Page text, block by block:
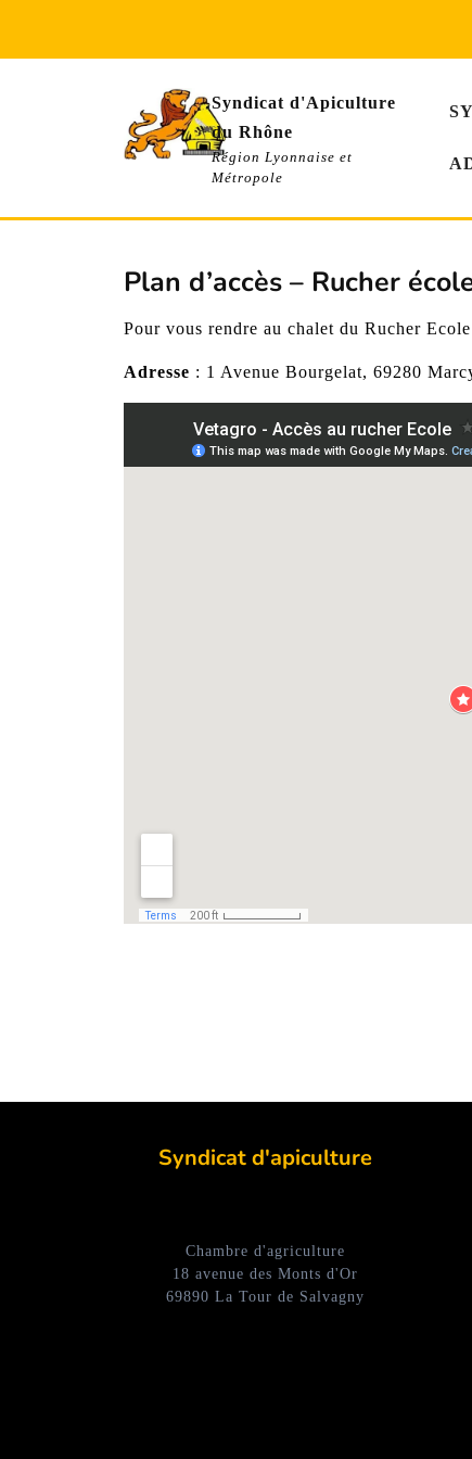
content
Syndicat d'Apiculture
du Rhône
Région Lyonnaise et
Métropole
Plan d’accès – Rucher
Pour vous rendre au chalet du Rucher
Adresse : 1 Avenue Bourgelat, 69280
Syndicat d'apiculture
Chambre d'agriculture
18 avenue des Monts d'Or
69890 La Tour de Salvagny